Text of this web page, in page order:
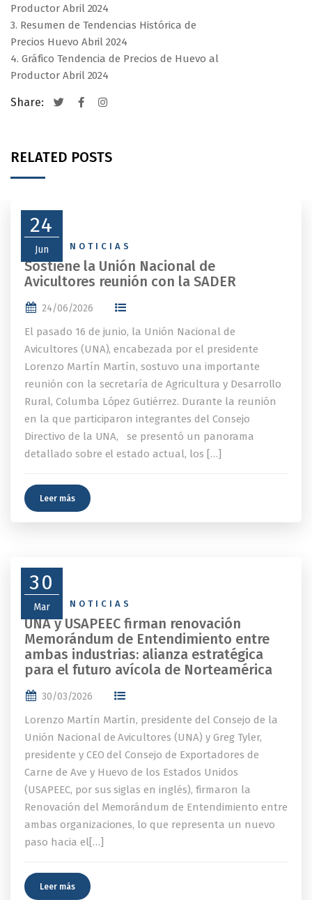
Productor Abril 2024
3. Resumen de Tendencias Histórica de
Precios Huevo Abril 2024
4. Gráfico Tendencia de Precios de Huevo al
Productor Abril 2024
Share:
RELATED POSTS
24
Jun
NEWS NOTICIAS
Sostiene la Unión Nacional de
Avicultores reunión con la SADER
24/06/2026
El pasado 16 de junio, la Unión Nacional de
Avicultores (UNA), encabezada por el presidente
Lorenzo Martín Martín, sostuvo una importante
reunión con la secretaría de Agricultura y Desarrollo
Rural, Columba López Gutiérrez. Durante la reunión
en la que participaron integrantes del Consejo
Directivo de la UNA, se presentó un panorama
detallado sobre el estado actual, los […]
Leer más
30
Mar
NEWS NOTICIAS
UNA y USAPEEC firman renovación
Memorándum de Entendimiento entre
ambas industrias: alianza estratégica
para el futuro avícola de Norteamérica
30/03/2026
Lorenzo Martín Martín, presidente del Consejo de la
Unión Nacional de Avicultores (UNA) y Greg Tyler,
presidente y CEO del Consejo de Exportadores de
Carne de Ave y Huevo de los Estados Unidos
(USAPEEC, por sus siglas en inglés), firmaron la
Renovación del Memorándum de Entendimiento entre
ambas organizaciones, lo que representa un nuevo
paso hacia el[…]
Leer más